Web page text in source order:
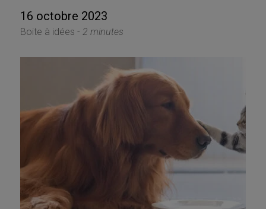
16 octobre 2023
Boite à idées - 2 minutes